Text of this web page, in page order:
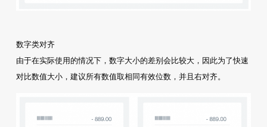
数字类对齐
由于在实际使用的情况下，数字大小的差别会比较大，因此为了快速
对比数值大小，建议所有数值取相同有效位数，并且右对齐。